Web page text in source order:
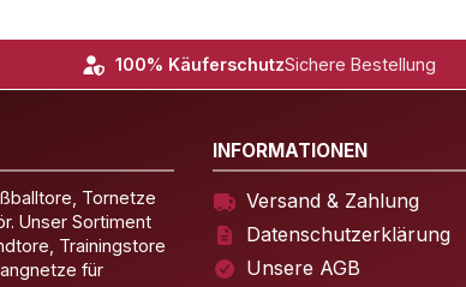
100% KäuferschutzSichere Bestellung
Tornetze
Unser Sortiment
Trainingstore
für
INFORMATIONEN
Versand & Zahlung
Datenschutzerklärung
Unsere AGB